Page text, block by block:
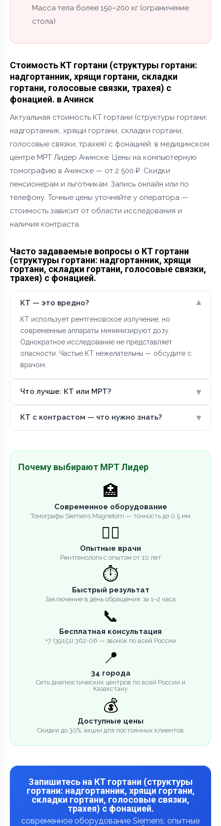
Масса тела более 150–200 кг (ограничение
стола)
Стоимость КТ гортани (структуры гортани:
надгортанник, хрящи гортани, складки
гортани, голосовые связки, трахея) с
фонацией. в Ачинск
Актуальная стоимость КТ гортани (структуры гортани:
надгортанник, хрящи гортани, складки гортани,
голосовые связки, трахея) с фонацией. в медицинском
центре МРТ Лидер Ачинске. Цены на компьютерную
томографию в Ачинске — от 2 500 ₽. Скидки
пенсионерам и льготникам. Запись онлайн или по
телефону. Точные цены уточняйте у оператора —
стоимость зависит от области исследования и
наличия контраста.
Часто задаваемые вопросы о КТ гортани
(структуры гортани: надгортанник, хрящи
гортани, складки гортани, голосовые связки,
трахея) с фонацией.
КТ — это вредно? ▾
КТ использует рентгеновское излучение, но
современные аппараты минимизируют дозу.
Однократное исследование не представляет
опасности. Частые КТ нежелательны — обсудите с
врачом.
Что лучше: КТ или МРТ? ▾
КТ с контрастом — что нужно знать? ▾
Почему выбирают МРТ Лидер
🏥
Современное оборудование
Томографы Siemens Magnetom — точность до 0.5 мм
👨‍⚕️
Опытные врачи
Рентгенологи с опытом от 10 лет
⏱️
Быстрый результат
Заключение в день обращения, за 1–2 часа
📞
Бесплатная консультация
+7 (39151) 362-06 — звонок по всей России
📍
34 города
Сеть диагностических центров по всей России и
Казахстану
💰
Доступные цены
Скидки до 30%, акции для постоянных клиентов
Запишитесь на КТ гортани (структуры
гортани: надгортанник, хрящи гортани,
складки гортани, голосовые связки,
трахея) с фонацией.
современное оборудование Siemens, опытные